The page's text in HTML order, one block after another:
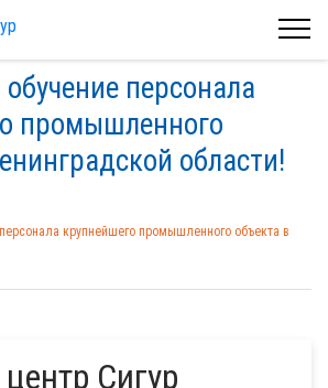
персонала
промышленного
области!
крупнейшего промышленного объекта в
Сигур